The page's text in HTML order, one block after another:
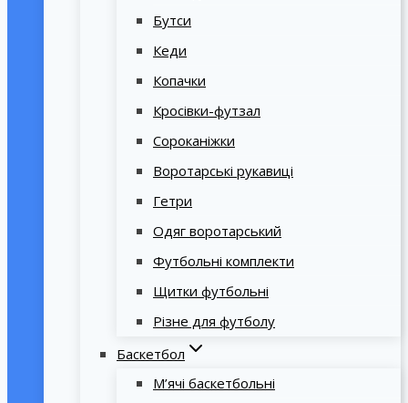
Бутси
Кеди
Копачки
Кросівки-футзал
Сороканіжки
Воротарські рукавиці
Гетри
Одяг воротарський
Футбольні комплекти
Щитки футбольні
Різне для футболу
Баскетбол
М’ячі баскетбольні